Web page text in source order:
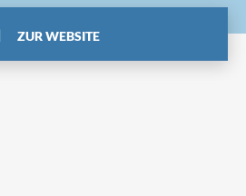
ZUR WEBSITE